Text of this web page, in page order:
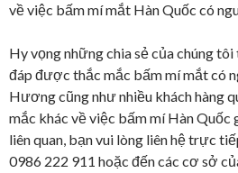
về việc bấm mí mắt Hàn Quốc có
Hy vọng những chia sẻ của chúng
đáp được thắc mắc bấm mí mắt có
Hương cũng như nhiều khách hàng
mắc khác về việc bấm mí Hàn Quốc
liên quan, bạn vui lòng liên hệ trực
0986 222 911 hoặc đến các cơ sở